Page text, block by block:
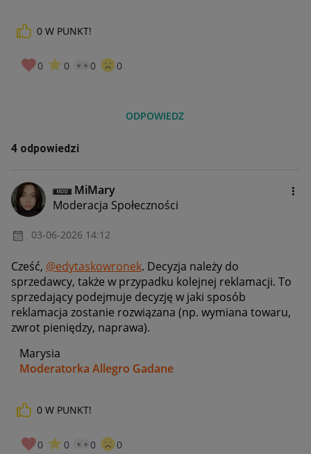
0 W PUNKT!
0 0 0 0
ODPOWIEDZ
4 odpowiedzi
MiMary
Moderacja Społeczności
‎03-06-2026 14:12
Cześć, @edytaskowronek. Decyzja należy do
sprzedawcy, także w przypadku kolejnej reklamacji. To
sprzedający podejmuje decyzję w jaki sposób
reklamacja zostanie rozwiązana (np. wymiana towaru,
zwrot pieniędzy, naprawa).
Marysia
Moderatorka Allegro Gadane
0 W PUNKT!
0 0 0 0